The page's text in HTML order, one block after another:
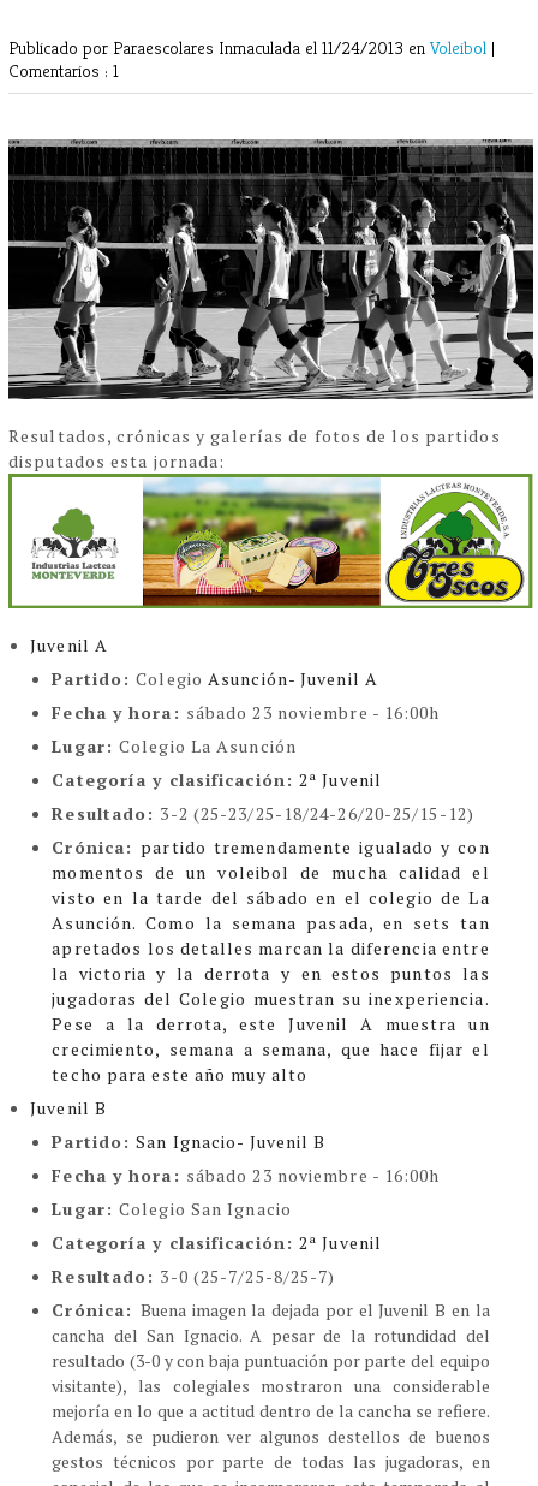
Publicado por Paraescolares Inmaculada el 11/24/2013 en Voleibol |
Comentarios : 1
Resultados, crónicas y galerías de fotos de los partidos
disputados esta jornada:
Juvenil A
Partido:Colegio Asunción- Juvenil A
Fecha y hora: sábado 23 noviembre - 16:00h
Lugar:Colegio La Asunción
Categoría y clasificación:2ª Juvenil
Resultado: 3-2 (25-23/25-18/24-26/20-25/15-12)
Crónica: partido tremendamente igualado y con
momentos de un voleibol de mucha calidad el
visto en la tarde del sábado en el colegio de La
Asunción. Como la semana pasada, en sets tan
apretados los detalles marcan la diferencia entre
la victoria y la derrota y en estos puntos las
jugadoras del Colegio muestran su inexperiencia.
Pese a la derrota, este Juvenil A muestra un
crecimiento, semana a semana, que hace fijar el
techo para este año muy alto
Juvenil B
Partido:San Ignacio- Juvenil B
Fecha y hora: sábado 23 noviembre - 16:00h
Lugar:Colegio San Ignacio
Categoría y clasificación:2ª Juvenil
Resultado: 3-0 (25-7/25-8/25-7)
Crónica:Buena imagen la dejada por el Juvenil B en la
cancha del San Ignacio. A pesar de la rotundidad del
resultado (3-0 y con baja puntuación por parte del equipo
visitante), las colegiales mostraron una considerable
mejoría en lo que a actitud dentro de la cancha se refiere.
Además, se pudieron ver algunos destellos de buenos
gestos técnicos por parte de todas las jugadoras, en